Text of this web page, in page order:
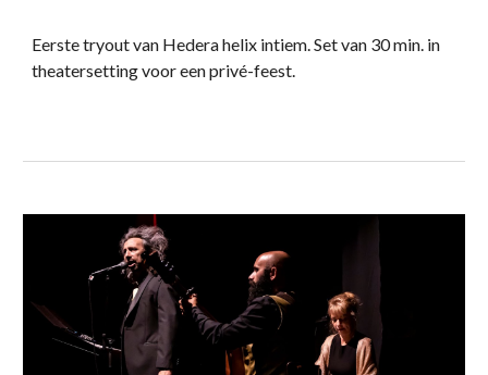
Eerste tryout van Hedera helix intiem. Set van 30 min. in
theatersetting voor een privé-feest.